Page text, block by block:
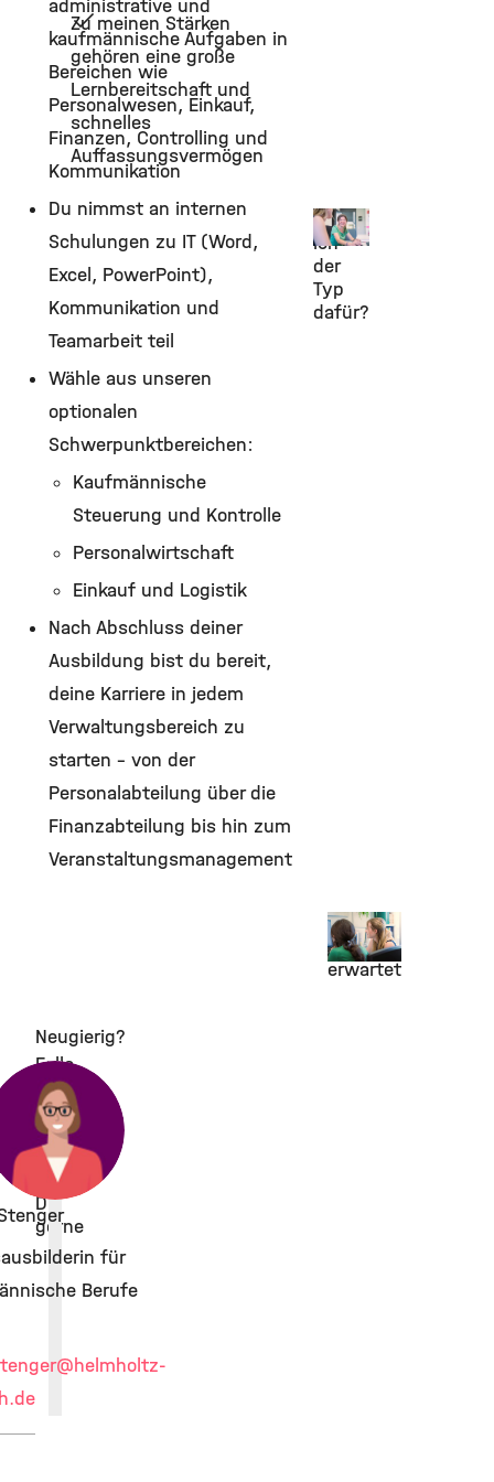
Was
dich
erwartet
administrative und
kaufmännische Aufgaben in
Bereichen wie
Personalwesen, Einkauf,
Finanzen, Controlling und
Kommunikation
Du nimmst an internen
Schulungen zu IT (Word,
Excel, PowerPoint),
Kommunikation und
Teamarbeit teil
Wähle aus unseren
optionalen
Schwerpunktbereichen:
Kaufmännische
Steuerung und Kontrolle
Personalwirtschaft
Einkauf und Logistik
Nach Abschluss deiner
Ausbildung bist du bereit,
deine Karriere in jedem
Verwaltungsbereich zu
starten – von der
Personalabteilung über die
Finanzabteilung bis hin zum
Veranstaltungsmanagement
Bin
ich
der
Typ
dafür?
Zu meinen Stärken
gehören eine große
Lernbereitschaft und
schnelles
Auffassungsvermögen
Neugierig?
Falls
Du
noch
Fragen
hast,
hilft
Dir
gerne
für
Berufe
@helmholtz-